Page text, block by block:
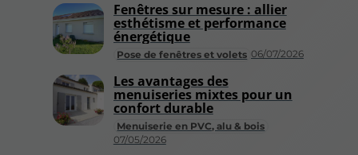
Pose de fenêtres et volets 06/07/2026
Fenêtres sur mesure : allier
esthétisme et performance
énergétique
Menuiserie en PVC, alu & bois
07/05/2026
Les avantages des
menuiseries mixtes pour un
confort durable